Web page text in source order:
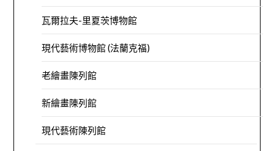
瓦爾拉夫-里夏茨博物館
現代藝術博物館 (法蘭克福)
老繪畫陳列館
新繪畫陳列館
現代藝術陳列館